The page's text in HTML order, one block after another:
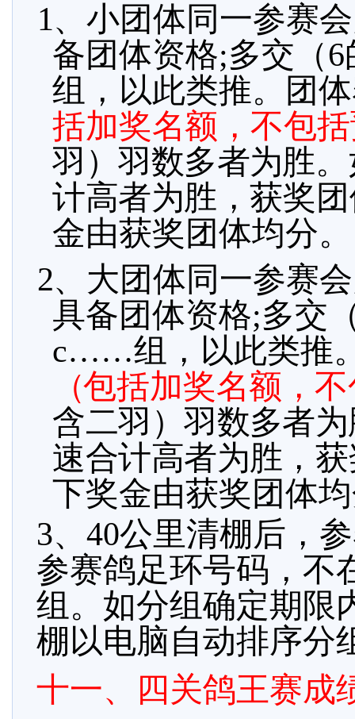
1、小团体同一参赛
备团体资格;多交（
组，以此类推。团
括加奖名额，不包
羽）羽数多者为胜
计高者为胜， 获奖
金由获奖团体均分。
2、大团体同一参赛
具备团体资格;多交
c……组，以此类推
（包括加奖名额，
含二羽）羽数多者
速合计高者为胜，
下奖金由获奖团体
3、40公里清棚后，
参赛鸽足环号码，不
组。如分组确定期限
棚以电脑自动排序分
十一、四关鸽王赛成